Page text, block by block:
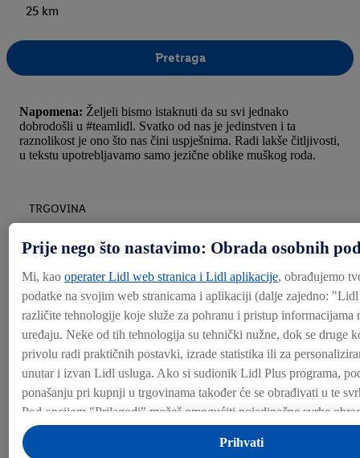
25 km
Pretraga
Napomena: Željeli bismo istaknuti da su svi jednako
dobrodošli u #teamlidl. Svatko od nas je jedinstven i ta
raznolikost je ono što nas čini uspješnima. Radi lakše čitljivosti,
u tekstu upotrebljavamo samo jezične oblike muškog roda.
TRGOVINA
CENTRALA
SEZONSKI RAD
LIDL KAO POSLODAVAC
Prije nego što nastavimo: Obrada osobnih
Mi, kao operater Lidl web stranica i Lidl aplikacije, obrađujemo
podatke na svojim web stranicama i aplikaciji (dalje zajedno: "Lidl
različite tehnologije koje služe za pohranu i pristup informacijama
uređaju. Neke od tih tehnologija su tehnički nužne, dok se druge
privolu radi praktičnih postavki, izrade statistika ili za
unutar i izvan Lidl usluga. Ako si sudionik Lidl Plus programa,
ponašanju pri kupnji u trgovinama također će se obrađivati u te
Pod opcijom "Prilagodi" možeš omogućiti pojedinačne svrhe
dodatne informacije o obradi podataka.
Klikom na "Odbij" dopuštaš samo korištenje nužnih tehnologija.
Prihvati